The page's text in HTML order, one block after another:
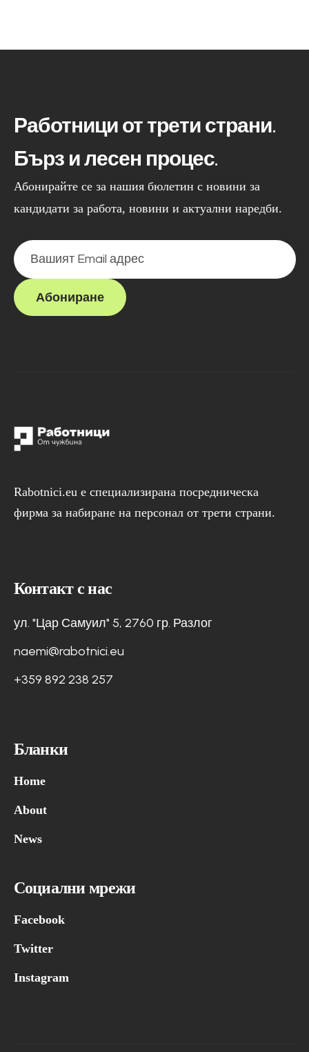
Работници от трети страни.
Бърз и лесен процес.
Абонирайте се за нашия бюлетин с новини за
кандидати за работа, новини и актуални наредби.
Абониране
Rabotnici.eu е специализирана посредническа
фирма за набиране на персонал от трети страни.
Контакт с нас
ул. "Цар Самуил" 5, 2760 гр. Разлог
naemi@rabotnici.eu
+359 892 238 257
Бланки
Home
About
News
Социални мрежи
Facebook
Twitter
Instagram